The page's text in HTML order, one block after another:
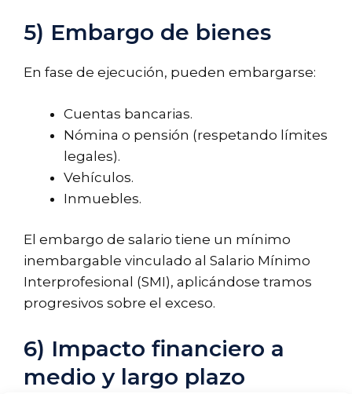
5) Embargo de bienes
En fase de ejecución, pueden embargarse:
Cuentas bancarias.
Nómina o pensión (respetando límites
legales).
Vehículos.
Inmuebles.
El embargo de salario tiene un mínimo
inembargable vinculado al Salario Mínimo
Interprofesional (SMI), aplicándose tramos
progresivos sobre el exceso.
6) Impacto financiero a
medio y largo plazo